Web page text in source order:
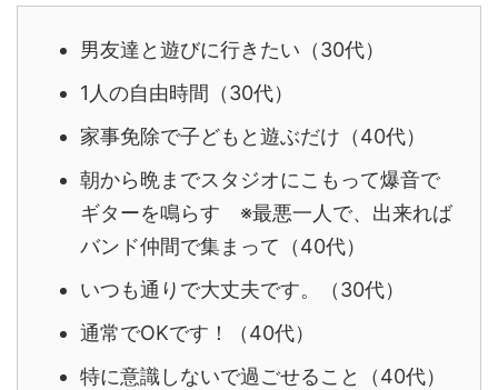
男友達と遊びに行きたい（30代）
1人の自由時間（30代）
家事免除で子どもと遊ぶだけ（40代）
朝から晩までスタジオにこもって爆音で
ギターを鳴らす ※最悪一人で、出来れば
バンド仲間で集まって（40代）
いつも通りで大丈夫です。（30代）
通常でOKです！（40代）
特に意識しないで過ごせること（40代）